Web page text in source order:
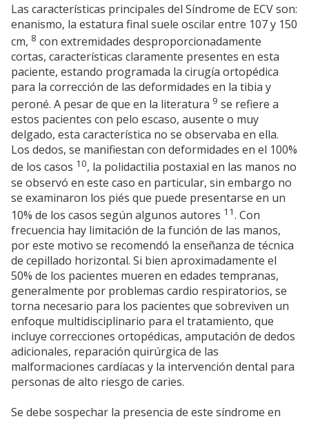
Las características principales del Síndrome de ECV son:
enanismo, la estatura final suele oscilar entre 107 y 150
cm, 8 con extremidades desproporcionadamente
cortas, características claramente presentes en esta
paciente, estando programada la cirugía ortopédica
para la corrección de las deformidades en la tibia y
peroné. A pesar de que en la literatura 9 se refiere a
estos pacientes con pelo escaso, ausente o muy
delgado, esta característica no se observaba en ella.
Los dedos, se manifiestan con deformidades en el 100%
de los casos 10, la polidactilia postaxial en las manos no
se observó en este caso en particular, sin embargo no
se examinaron los piés que puede presentarse en un
10% de los casos según algunos autores 11. Con
frecuencia hay limitación de la función de las manos,
por este motivo se recomendó la enseñanza de técnica
de cepillado horizontal. Si bien aproximadamente el
50% de los pacientes mueren en edades tempranas,
generalmente por problemas cardio respiratorios, se
torna necesario para los pacientes que sobreviven un
enfoque multidisciplinario para el tratamiento, que
incluye correcciones ortopédicas, amputación de dedos
adicionales, reparación quirúrgica de las
malformaciones cardíacas y la intervención dental para
personas de alto riesgo de caries.
Se debe sospechar la presencia de este síndrome en